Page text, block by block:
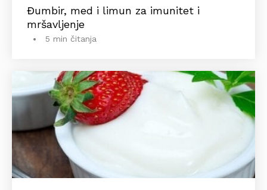
Đumbir, med i limun za imunitet i
mršavljenje
5 min čitanja